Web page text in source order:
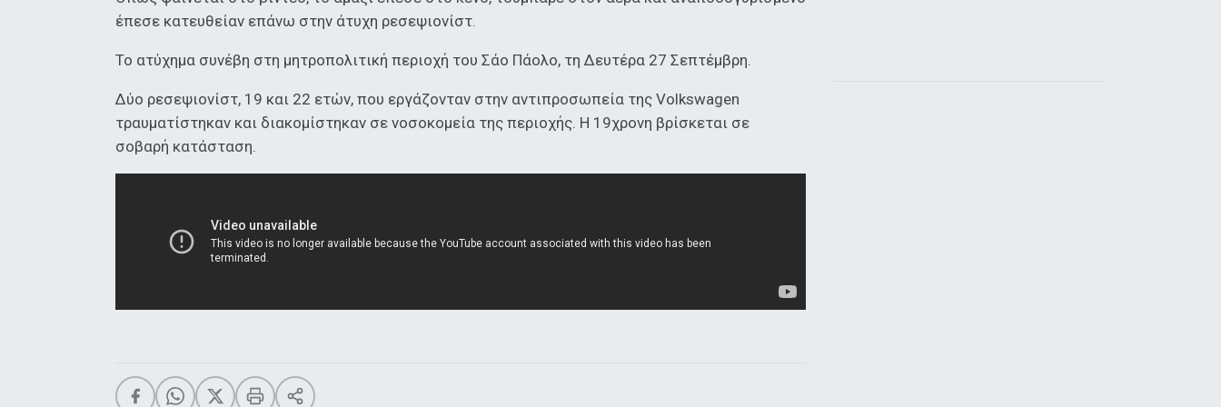
έπεσε κατευθείαν επάνω στην άτυχη ρεσεψιονίστ.
Το ατύχημα συνέβη στη μητροπολιτική περιοχή του Σάο Πάολο, τη Δευτέρα 27 Σεπτέμβρη.
Δύο ρεσεψιονίστ, 19 και 22 ετών, που εργάζονταν στην αντιπροσωπεία της Volkswagen
τραυματίστηκαν και διακομίστηκαν σε νοσοκομεία της περιοχής. Η 19χρονη βρίσκεται σε
σοβαρή κατάσταση.